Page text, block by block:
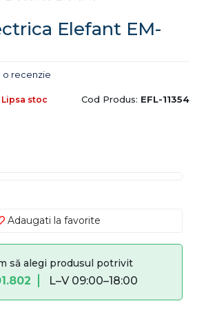
Elefant EM-
o recenzie
Lipsa stoc Cod Produs: EFL-11354
Adaugati la favorite
să alegi produsul potrivit
L–V 09:00–18:00